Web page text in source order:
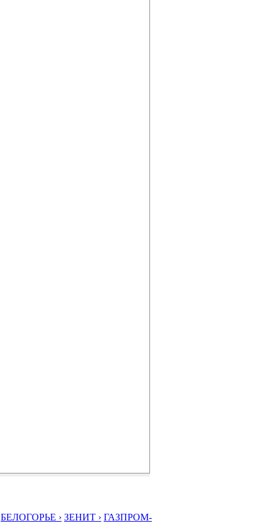
БЕЛОГОРЬЕ › ЗЕНИТ › ГАЗПРОМ-